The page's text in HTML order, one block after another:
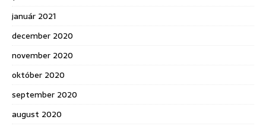
január 2021
december 2020
november 2020
október 2020
september 2020
august 2020